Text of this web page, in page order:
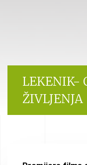
LEKENIK-
ŽIVLJENJA